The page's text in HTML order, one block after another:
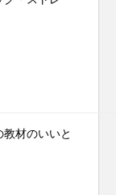
教材のいいと